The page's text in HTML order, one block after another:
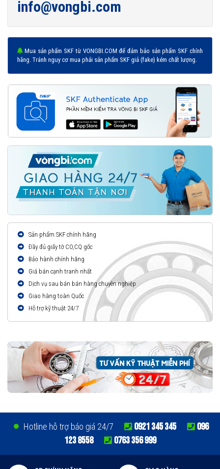
info@vongbi.com
Mua sản phẩm SKF từ VONGBI.COM để đảm bảo sản phẩm SKF chính
hãng. Tránh nguy cơ mua phải sản phẩm SKF giả (fake) kém chất lượng.
Sản phẩm SKF chính hãng
Đầy đủ giấy tờ CO,CQ gốc
Bảo hành chính hãng
Giá bán cạnh tranh nhất
Dịch vụ sau bán bán hàng chuyên nghiệp
Giao hàng toàn Quốc
Hỗ trợ kỹ thuật 24/7
Hotline hỗ trợ báo giá 24/7 0921 345 345
096
123 8558
0763 356 999